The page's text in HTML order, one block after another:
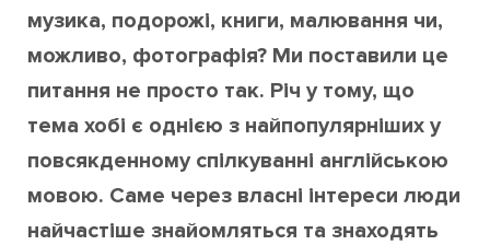
музика, подорожі, книги, малювання чи,
можливо, фотографія? Ми поставили це
питання не просто так. Річ у тому, що
тема хобі є однією з найпопулярніших у
повсякденному спілкуванні англійською
мовою. Саме через власні інтереси люди
найчастіше знайомляться та знаходять